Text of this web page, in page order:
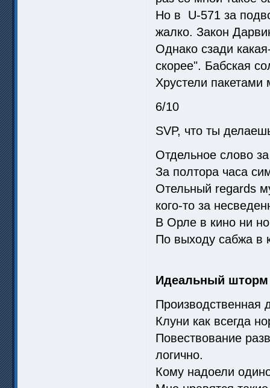
Но в U-571 за
жалко. Закон
Однако сзади
скорее". Бабская
Хрустели пакетами
6/10
SVP, что ты
Отдельное слово
За полтора часа
Отельный regards
кого-то за
В Орле в кино ни
По выходу сабжа в
Идеальный шторм
Производственная
Клуни как всегда
Повествование
логично.
Кому надоели